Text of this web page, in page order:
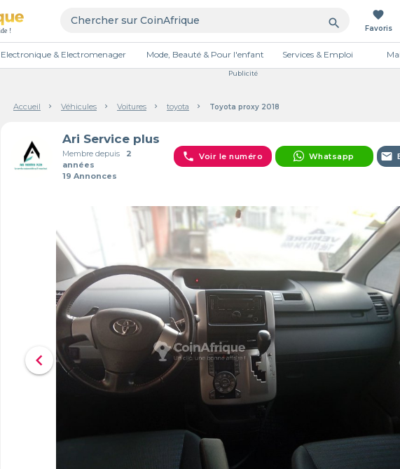
search
favorite
Favoris
Electronique & Electromenager Mode, Beauté & Pour l'enfant Services & Emploi
Publicité
Accueil Véhicules Voitures toyota Toyota proxy 2018
Ari Service plus
Membre depuis2
années
19 Annonces
phone Voir le numéro Whatsapp email
chevron_left